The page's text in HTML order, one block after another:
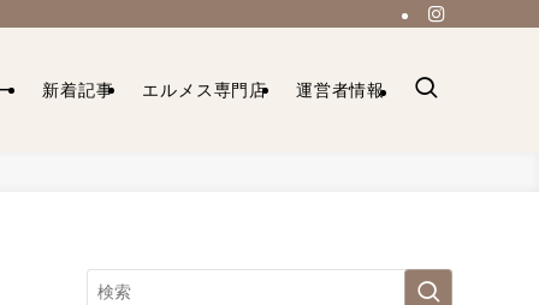
新着記事 エルメス専門店 運営者情報